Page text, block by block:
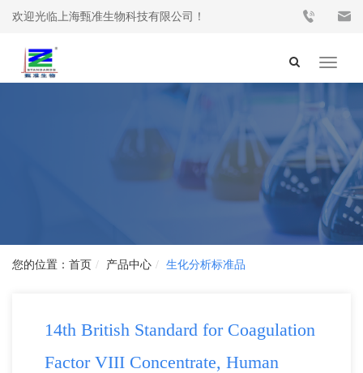
欢迎光临上海甄准生物科技有限公司！
Toggle
首页 产品中心 生化分析标准品
14th British Standard for Coagulation
Factor VIII Concentrate, Human